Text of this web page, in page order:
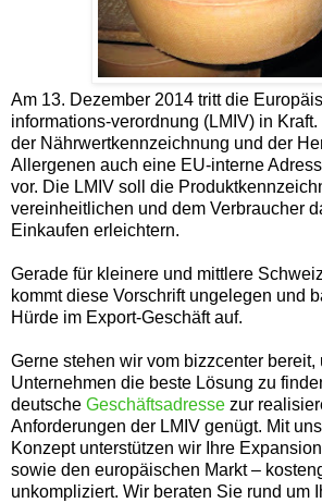
Am 13. Dezember 2014 tritt die
informations-verordnung (LMIV) in
der Nährwertkennzeichnung und der
Allergenen auch eine EU-interne
vor. Die LMIV soll die
vereinheitlichen und dem Verbraucher
Einkaufen erleichtern.
Gerade für kleinere und mittlere
kommt diese Vorschrift ungelegen und
Hürde im Export-Geschäft auf.
Gerne stehen wir vom bizzcenter bereit,
Unternehmen die beste Lösung zu
deutsche Geschäftsadresse zur
Anforderungen der LMIV genügt. Mit
Konzept unterstützen wir Ihre
sowie den europäischen Markt –
unkompliziert. Wir beraten Sie rund um